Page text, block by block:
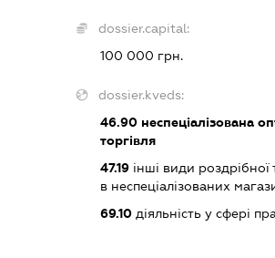
dossier.capital:
100 000 грн.
dossier.kveds:
46.90 неспеціалізована
торгівля
47.19 інші види роздрібної
в неспеціалізованих
69.10 діяльність у сфері